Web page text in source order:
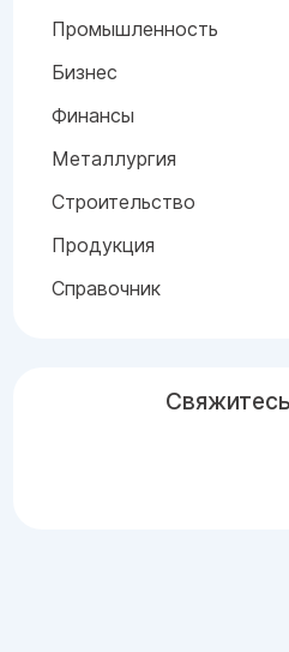
Промышленность
Бизнес
Финансы
Металлургия
Строительство
Продукция
Справочник